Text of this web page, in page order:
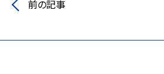
前の記事